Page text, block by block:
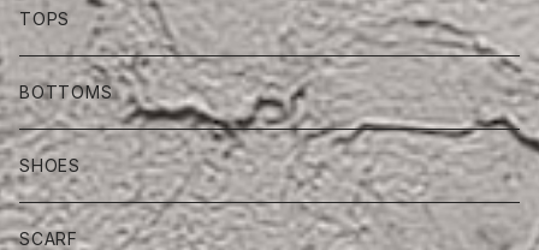
TOPS
BOTTOMS
SHOES
SCARF